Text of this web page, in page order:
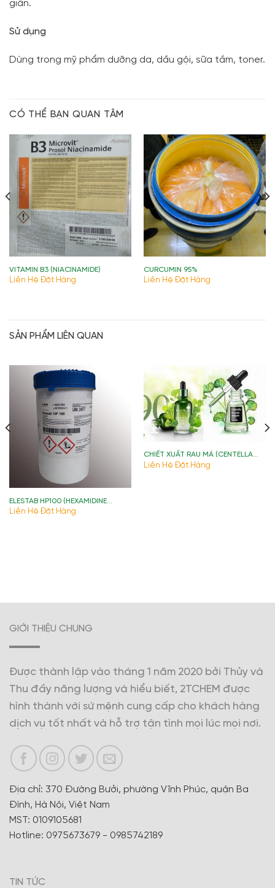
giãn.
Sử dụng
Dùng trong mỹ phẩm dưỡng da, dầu gội, sữa tắm, toner.
CÓ THỂ BẠN QUAN TÂM
VITAMIN B3 (NIACINAMIDE)
Liên Hệ Đặt Hàng
CURCUMIN 95%
Liên Hệ Đặt Hàng
SẢN PHẨM LIÊN QUAN
ELESTAB HP100 (HEXAMIDINE
DIISETHIONATE) )
Liên Hệ Đặt Hàng
CHIẾT XUẤT RAU MÁ (CENTELLA
ASIATICA EXTRACT)
Liên Hệ Đặt Hàng
GIỚI THIỆU CHUNG
Được thành lập vào tháng 1 năm 2020 bởi Thủy và
Thu đầy năng lượng và hiểu biết, 2TCHEM được
hình thành với sứ mệnh cung cấp cho khách hàng
dịch vụ tốt nhất và hỗ trợ tận tình mọi lúc mọi nơi.
Địa chỉ: 370 Đường Bưởi, phường Vĩnh Phúc, quận Ba
Đình, Hà Nội, Việt Nam
MST: 0109105681
Hotline: 0975673679 - 0985742189
TIN TỨC